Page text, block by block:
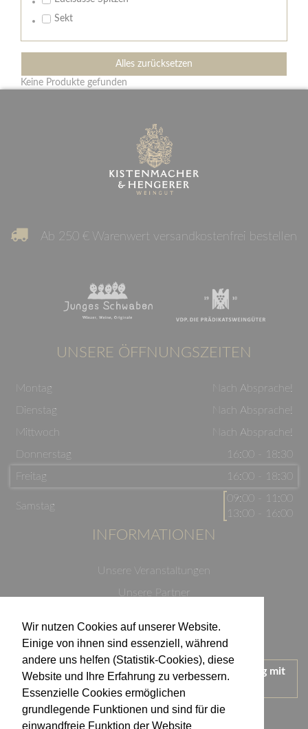
Wir nutzen Cookies auf unserer Website.
Einige von ihnen sind essenziell, während
andere uns helfen (Statistik-Cookies), diese
Website und Ihre Erfahrung zu verbessern.
Essenzielle Cookies ermöglichen
grundlegende Funktionen und sind für die
einwandfreie Funktion der Website
Sekt
Alles zurücksetzen
Keine Produkte gefunden
Ab 250 € Warenwert versandkostenfrei bestellen
UNSERE ÖFFNUNGSZEITEN
Montag
Nach Absprache!
Dienstag
Nach Absprache!
Mittwoch
Nach Absprache!
Donnerstag
16:00 - 18:30
Freitag
16:00 - 18:30
Samstag
09:00 - 11:00
13:00 - 16:00
INFORMATIONEN
Unsere Veranstaltungen
Unsere Partner
Impressum
Wir treten für einen verantwortungsvollen Umgang mit
Alkohol ein.
KONTAKT